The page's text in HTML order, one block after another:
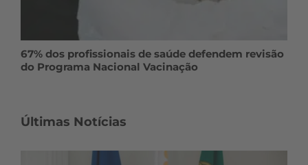
67% dos profissionais de saúde defendem revisão
do Programa Nacional Vacinação
Últimas Notícias